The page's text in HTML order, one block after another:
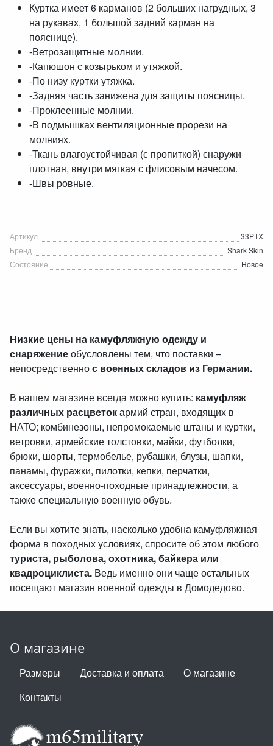
Куртка имеет 6 карманов (2 больших нагрудных, 3
на рукавах, 1 большой задний карман на
пояснице).
-Ветрозащитные молнии.
-Капюшон с козырьком и утяжкой.
-По низу куртки утяжка.
-Задняя часть занижена для защиты поясницы.
-Проклеенные молнии.
-В подмышках вентиляционные прорези на
молниях.
-Ткань влагоустойчивая (с пропиткой) снаружи
плотная, внутри мягкая с флисовым начесом.
-Швы ровные.
Артикул
33PTX
Бренд
Shark Skin
Состояние
Новое
Низкие цены на камуфляжную одежду и
снаряжениеобусловлены тем, что поставки –
непосредственнос военных складов из Германии.
В нашем магазине всегда можно купить: камуфляж
различных расцветокармий стран, входящих в
НАТО; комбинезоны, непромокаемые штаны и куртки,
ветровки, армейские толстовки, майки, футболки,
брюки, шорты, термобелье, рубашки, блузы, шапки,
панамы, фуражки, пилотки, кепки, перчатки,
аксессуары, военно-походные принадлежности, а
также специальную военную обувь.
Если вы хотите знать, насколько удобна камуфляжная
форма в походных условиях, спросите об этом любого
туриста, рыболова, охотника, байкера или
квадроциклиста. Ведь именно они чаще остальных
посещают магазин военной одежды в Домодедово.
О магазине
Размеры Доставка и оплата
О магазине
Контакты